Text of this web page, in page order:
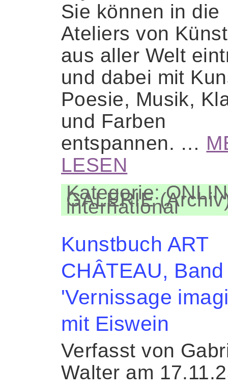
Sie können in die
Ateliers von
aus aller Welt
und dabei mit
Poesie, Musik,
und Farben
entspannen. …
LESEN
Kategorie:
GALERIE
international
Kunstbuch ART
CHÂTEAU,
'Vernissage
mit Eiswein
Verfasst von
Walter am